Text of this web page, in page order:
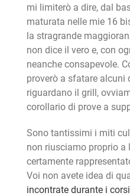
mi limiterò a dire, dal
maturata nelle mie 16
la stragrande
non dice il vero e, con
neanche consapevole.
proverò a sfatare alcuni
riguardano il grill,
corollario di prove a
Sono tantissimi i miti
non riusciamo proprio a
certamente
Voi non avete idea di
incontrate durante i corsi